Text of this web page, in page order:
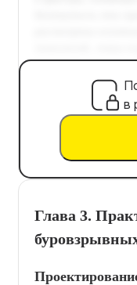
в
Глава 3.